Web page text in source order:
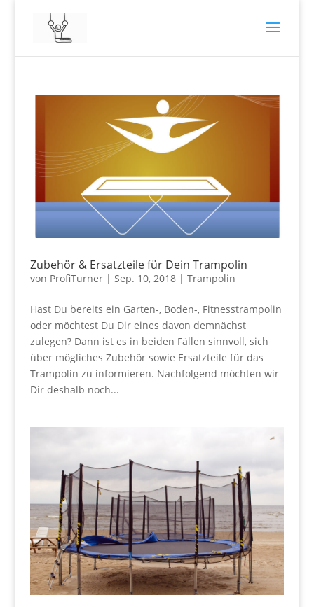
Zubehör & Ersatzteile für Dein Trampolin
von ProfiTurner| Sep. 10, 2018| Trampolin
Hast Du bereits ein Garten-, Boden-, Fitnesstrampolin
oder möchtest Du Dir eines davon demnächst
zulegen? Dann ist es in beiden Fällen sinnvoll, sich
über mögliches Zubehör sowie Ersatzteile für das
Trampolin zu informieren. Nachfolgend möchten wir
Dir deshalb noch...